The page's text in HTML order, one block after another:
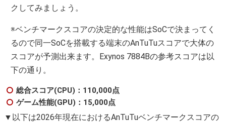
クしてみましょう。
※ベンチマークスコアの決定的な性能はSoCで決まってく
るので同一SoCを搭載する端末のAnTuTuスコアで大体の
スコアが予測出来ます。Exynos 7884Bの参考スコアは以
下の通り。
総合スコア(CPU)：110,000点
ゲーム性能(GPU)：15,000点
▼以下は2026年現在におけるAnTuTuベンチマークスコアの